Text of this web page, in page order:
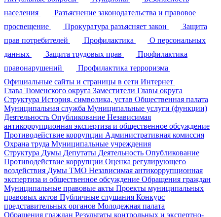
населения
Разъяснение законодательства и правовое
просвещение
Прокуратура разъясняет закон
Защита
прав потребителей
Профилактика
О персональных
данных
Защита трудовых прав
Профилактика
правонарушений
Профилактика терроризма
Официальные сайты и страницы в сети Интернет
Глава Тюменского округа Заместители Главы округа
Структура История, символика, устав Общественная палата
Муниципальная служба Муниципальные услуги (функции)
Деятельность Опубликование Независимая
антикоррупционная экспертиза и общественное обсуждение
Противодействие коррупции Административная комиссия
Охрана труда Муниципальные учреждения
Структура Думы Депутаты Деятельность Опубликование
Противодействие коррупции Оценка регулирующего
воздействия Думы ТМО Независимая антикоррупционная
экспертиза и общественное обсуждение Обращения граждан
Муниципальные правовые акты Проекты муниципальных
правовых актов Публичные слушания Конкурс
представительных органов Молодежная палата
Обращения граждан Результаты контрольных и экспертно-